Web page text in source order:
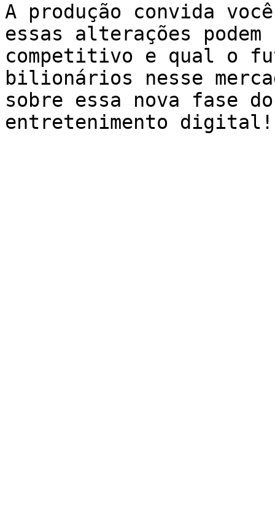
A produção convida
essas alterações
competitivo e qual o
bilionários nesse
sobre essa nova fase
entretenimento digital!